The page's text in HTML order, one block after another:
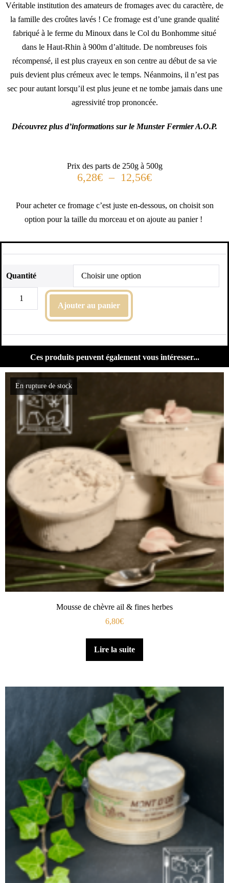
Véritable institution des amateurs de fromages avec du caractère, de
la famille des croûtes lavés ! Ce fromage est d’une grande qualité
fabriqué à le ferme du Minoux dans le Col du Bonhomme situé
dans le Haut-Rhin à 900m d’altitude. De nombreuses fois
récompensé, il est plus crayeux en son centre au début de sa vie
puis devient plus crémeux avec le temps. Néanmoins, il n’est pas
sec pour autant lorsqu’il est plus jeune et ne tombe jamais dans une
agressivité trop prononcée.
Découvrez plus d’informations sur le Munster Fermier A.O.P.
Prix des parts de 250g à 500g
6,28€ – 12,56€
Pour acheter ce fromage c’est juste en-dessous, on choisit son
option pour la taille du morceau et on ajoute au panier !
Quantité
Ajouter au panier
Ces produits peuvent également vous intéresser...
En rupture de stock
Mousse de chèvre ail & fines herbes
6,80€
Lire la suite